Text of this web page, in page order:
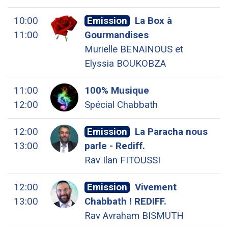
10:00
11:00
Emission
La Box à
Gourmandises
Murielle BENAINOUS et
Elyssia BOUKOBZA
11:00
12:00
100% Musique
Spécial Chabbath
12:00
13:00
Emission
La Paracha nous
parle - Rediff.
Rav Ilan FITOUSSI
12:00
13:00
Emission
Vivement
Chabbath ! REDIFF.
Rav Avraham BISMUTH